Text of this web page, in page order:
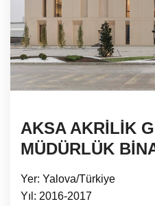
AKSA AKRİLİK
MÜDÜRLÜK
Yer: Yalova/Türkiye
Yıl: 2016-2017